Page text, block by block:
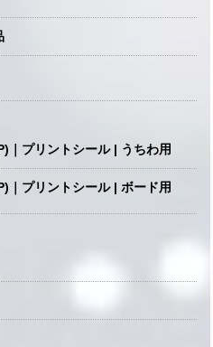
｜プリントシール | うちわ用
｜プリントシール | ボード用